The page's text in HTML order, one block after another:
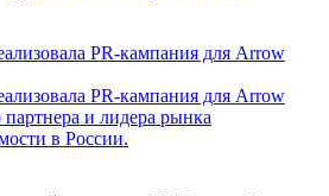
PR-кампания для Arrow
PR-кампания для Arrow
и лидера рынка
в России.